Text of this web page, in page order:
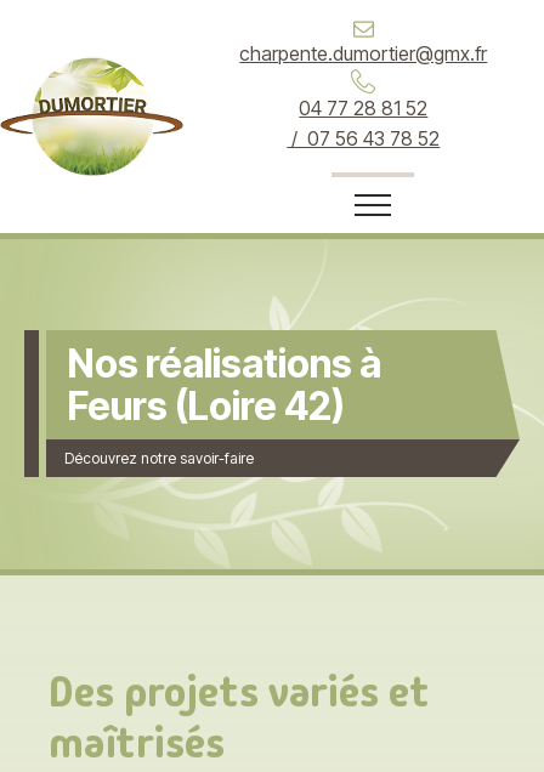
charpente.dumortier@gmx.fr
04 77 28 81 52
/ 07 56 43 78 52
Nos réalisations à
Feurs (Loire 42)
Découvrez notre savoir-faire
Des projets variés et
maîtrisés